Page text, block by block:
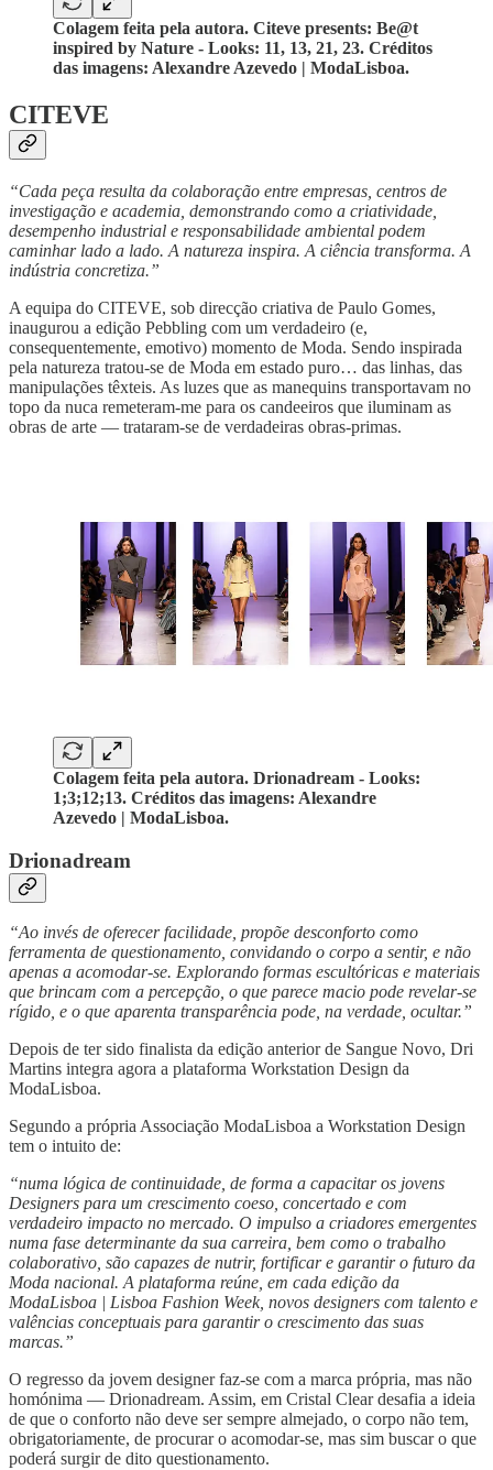
Colagem feita pela autora. Citeve presents: Be@t
inspired by Nature - Looks: 11, 13, 21, 23. Créditos
das imagens: Alexandre Azevedo | ModaLisboa.
CITEVE
“Cada peça resulta da colaboração entre empresas, centros de
investigação e academia, demonstrando como a criatividade,
desempenho industrial e responsabilidade ambiental podem
caminhar lado a lado. A natureza inspira. A ciência transforma. A
indústria concretiza.”
A equipa do CITEVE, sob direcção criativa de Paulo Gomes,
inaugurou a edição Pebbling com um verdadeiro (e,
consequentemente, emotivo) momento de Moda. Sendo inspirada
pela natureza tratou-se de Moda em estado puro… das linhas, das
manipulações têxteis. As luzes que as manequins transportavam no
topo da nuca remeteram-me para os candeeiros que iluminam as
obras de arte — trataram-se de verdadeiras obras-primas.
Colagem feita pela autora. Drionadream - Looks:
1;3;12;13. Créditos das imagens: Alexandre
Azevedo | ModaLisboa.
Drionadream
“Ao invés de oferecer facilidade, propõe desconforto como
ferramenta de questionamento, convidando o corpo a sentir, e não
apenas a acomodar-se. Explorando formas escultóricas e materiais
que brincam com a percepção, o que parece macio pode revelar-se
rígido, e o que aparenta transparência pode, na verdade, ocultar.”
Depois de ter sido finalista da edição anterior de Sangue Novo, Dri
Martins integra agora a plataforma Workstation Design da
ModaLisboa.
Segundo a própria Associação ModaLisboa a Workstation Design
tem o intuito de:
“numa lógica de continuidade, de forma a capacitar os jovens
Designers para um crescimento coeso, concertado e com
verdadeiro impacto no mercado. O impulso a criadores emergentes
numa fase determinante da sua carreira, bem como o trabalho
colaborativo, são capazes de nutrir, fortificar e garantir o futuro da
Moda nacional. A plataforma reúne, em cada edição da
ModaLisboa | Lisboa Fashion Week, novos designers com talento e
valências conceptuais para garantir o crescimento das suas
marcas.”
O regresso da jovem designer faz-se com a marca própria, mas não
homónima — Drionadream. Assim, em Cristal Clear desafia a ideia
de que o conforto não deve ser sempre almejado, o corpo não tem,
obrigatoriamente, de procurar o acomodar-se, mas sim buscar o que
poderá surgir de dito questionamento.